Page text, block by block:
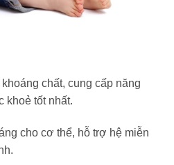
chất, cung cấp năng
khoẻ tốt nhất.
cho cơ thể, hỗ trợ hệ miễn